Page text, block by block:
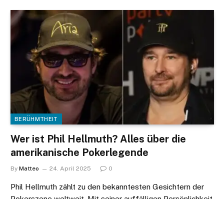
BERÜHMTHEIT
Wer ist Phil Hellmuth? Alles über die
amerikanische Pokerlegende
By Matteo 24. April 2025 0
Phil Hellmuth zählt zu den bekanntesten Gesichtern der